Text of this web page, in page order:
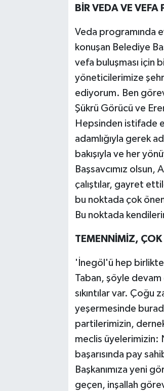
BİR VEDA VE VEFA
Veda programında
konuşan Belediye
vefa buluşması için
yöneticilerimize
ediyorum. Ben
Şükrü Görücü ve
Hepsinden istifade
adamlığıyla gerek
bakışıyla ve her
Başsavcımız olsun,
çalıştılar, gayret
bu noktada çok
Bu noktada
TEMENNİMİZ, ÇOK
'İnegöl'ü hep
Taban, şöyle
sıkıntılar var. Çoğu
yeşermesinde
partilerimizin,
meclis üyelerimizin:
başarısında pay
Başkanımıza yeni
geçen, inşallah